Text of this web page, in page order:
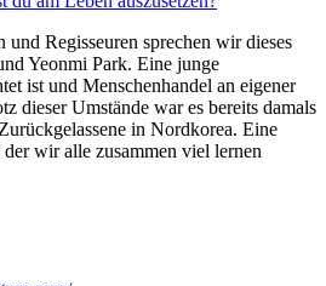
und Regisseuren sprechen wir dieses
Yeonmi Park. Eine junge
ist und Menschenhandel an eigener
dieser Umstände war es bereits damals
in Nordkorea. Eine
wir alle zusammen viel lernen